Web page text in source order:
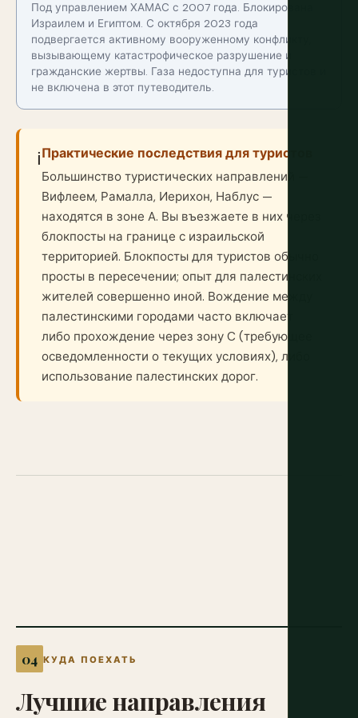
Под управлением ХАМАС с 2007 года. Блокирована
Израилем и Египтом. С октября 2023 года
подвергается активному вооруженному конфликту,
вызывающему катастрофическое разрушение и
гражданские жертвы. Газа недоступна для туристов и
не включена в этот путеводитель.
ℹ️Практические последствия для туристов
Большинство туристических направлений —
Вифлеем, Рамалла, Иерихон, Наблус —
находятся в зоне A. Вы въезжаете в них через
блокпосты на границе с израильской
территорией. Блокпосты для туристов обычно
просты в пересечении; опыт для палестинских
жителей совершенно иной. Вождение между
палестинскими городами часто включает
либо прохождение через зону C (требующее
осведомленности о текущих условиях), либо
использование палестинских дорог.
КУДА ПОЕХАТЬ
Лучшиенаправления